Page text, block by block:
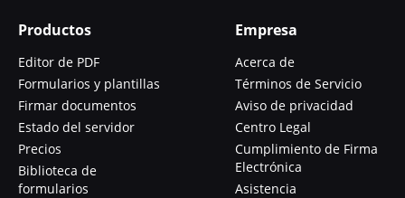
Productos
Editor de PDF
Formularios y plantillas
Firmar documentos
Estado del servidor
Precios
Biblioteca de
formularios
Empresa
Acerca de
Términos de Servicio
Aviso de privacidad
Centro Legal
Cumplimiento de Firma
Electrónica
Asistencia